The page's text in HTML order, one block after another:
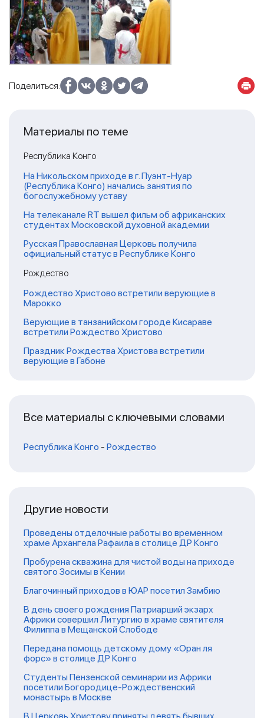
Поделиться:
Материалы по теме
Республика Конго
На Никольском приходе в г. Пуэнт-Нуар
(Республика Конго) начались занятия по
богослужебному уставу
На телеканале RT вышел фильм об африканских
студентах Московской духовной академии
Русская Православная Церковь получила
официальный статус в Республике Конго
Рождество
Рождество Христово встретили верующие в
Марокко
Верующие в танзанийском городе Кисараве
встретили Рождество Христово
Праздник Рождества Христова встретили
верующие в Габоне
Все материалы с ключевыми словами
Республика Конго - Рождество
Другие новости
Проведены отделочные работы во временном
храме Архангела Рафаила в столице ДР Конго
Пробурена скважина для чистой воды на приходе
святого Зосимы в Кении
Благочинный приходов в ЮАР посетил Замбию
В день своего рождения Патриарший экзарх
Африки совершил Литургию в храме святителя
Филиппа в Мещанской Слободе
Передана помощь детскому дому «Оран ля
форс» в столице ДР Конго
Студенты Пензенской семинарии из Африки
посетили Богородице-Рождественский
монастырь в Москве